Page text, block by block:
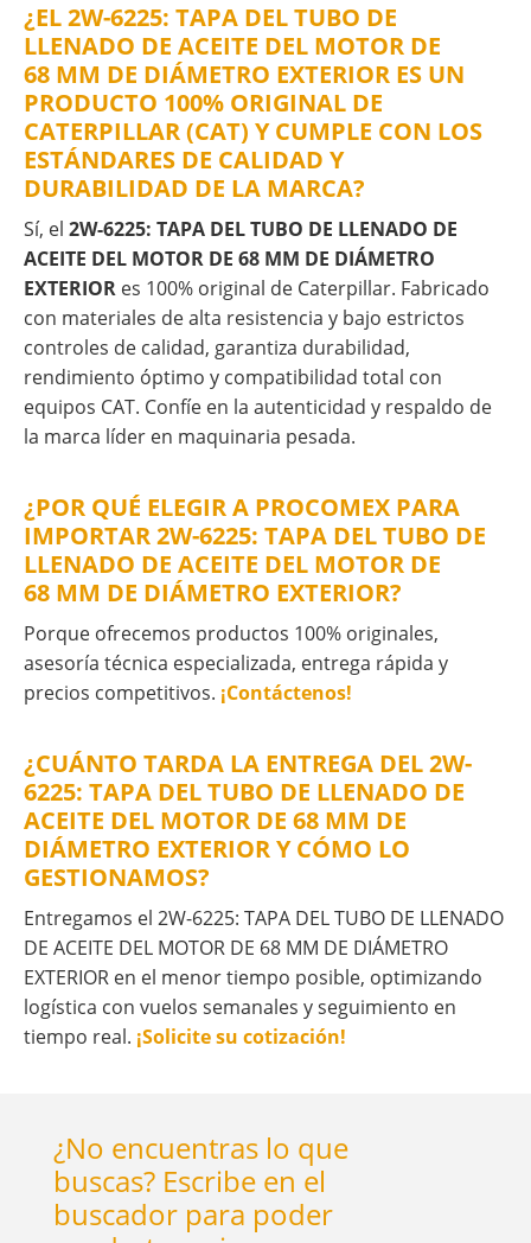
¿EL 2W-6225: TAPA DEL TUBO DE
LLENADO DE ACEITE DEL MOTOR DE
68 MM DE DIÁMETRO EXTERIOR ES UN
PRODUCTO 100% ORIGINAL DE
CATERPILLAR (CAT) Y CUMPLE CON LOS
ESTÁNDARES DE CALIDAD Y
DURABILIDAD DE LA MARCA?
Sí, el 2W-6225: TAPA DEL TUBO DE LLENADO DE
ACEITE DEL MOTOR DE 68 MM DE DIÁMETRO
EXTERIOR es 100% original de Caterpillar. Fabricado
con materiales de alta resistencia y bajo estrictos
controles de calidad, garantiza durabilidad,
rendimiento óptimo y compatibilidad total con
equipos CAT. Confíe en la autenticidad y respaldo de
la marca líder en maquinaria pesada.
¿POR QUÉ ELEGIR A PROCOMEX PARA
IMPORTAR 2W-6225: TAPA DEL TUBO DE
LLENADO DE ACEITE DEL MOTOR DE
68 MM DE DIÁMETRO EXTERIOR?
Porque ofrecemos productos 100% originales,
asesoría técnica especializada, entrega rápida y
precios competitivos. ¡Contáctenos!
¿CUÁNTO TARDA LA ENTREGA DEL 2W-
6225: TAPA DEL TUBO DE LLENADO DE
ACEITE DEL MOTOR DE 68 MM DE
DIÁMETRO EXTERIOR Y CÓMO LO
GESTIONAMOS?
Entregamos el 2W-6225: TAPA DEL TUBO DE LLENADO
DE ACEITE DEL MOTOR DE 68 MM DE DIÁMETRO
EXTERIOR en el menor tiempo posible, optimizando
logística con vuelos semanales y seguimiento en
tiempo real. ¡Solicite su cotización!
¿No encuentras lo que
buscas? Escribe en el
buscador para poder